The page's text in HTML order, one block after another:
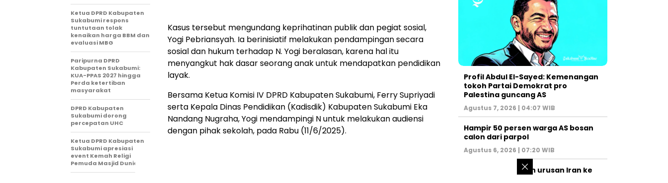
Kasus tersebut mengundang keprihatinan publik dan pegiat sosial,
Yogi Pebriansyah. Ia berinisiatif melakukan pendampingan secara
sosial dan hukum terhadap N. Yogi beralasan, karena hal itu
menyangkut hak dasar seorang anak untuk mendapatkan pendidikan
layak.
Bersama Ketua Komisi IV DPRD Kabupaten Sukabumi, Ferry Supriyadi
serta Kepala Dinas Pendidikan (Kadisdik) Kabupaten Sukabumi Eka
Nandang Nugraha, Yogi mendampingi N untuk melakukan audiensi
dengan pihak sekolah, pada Rabu (11/6/2025).
Ketua DPRD Kabupaten
Sukabumi respons
tuntutaan tolak
kenaikan harga BBM dan
evaluasi MBG
Paripurna DPRD
Kabupaten Sukabumi:
KUA-PPAS 2027 hingga
Perda ketertiban
masyarakat
DPRD Kabupaten
Sukabumi dorong
percepatan UHC
Ketua DPRD Kabupaten
Sukabumi apresiasi
event Kemah Religi
Pemuda Masjid Dunia
Profil Abdul El-Sayed: Kemenangan
tokoh Partai Demokrat pro
Palestina guncang AS
Agustus 7, 2026 | 04:07 WIB
Hampir 50 persen warga AS bosan
calon dari parpol
Agustus 6, 2026 | 07:20 WIB
PM Israel serahkan urusan Iran ke